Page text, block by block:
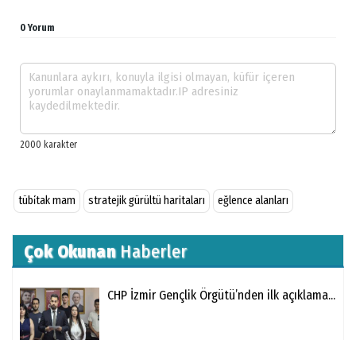
0 Yorum
tübi̇tak mam stratejik gürültü haritaları eğlence alanları
Çok OkunanHaberler
CHP İzmir Gençlik Örgütü’nden ilk açıklama...